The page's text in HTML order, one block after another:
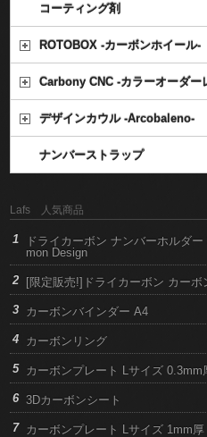
コーティング剤
ROTOBOX -カーボンホイール-
Carbony CNC -カラーオーダー
デザインカウル -Arcobaleno-
ナンバーストラップ
Lafs 人気商品
ドライカーボン ナンバーホルダ
mon Design
[限定販売!]ドライカーボン カーボ
カーボンバインダー A4
カーボンリング
カーボンプレート Lサイズ 0.3mm
3Dカーボンシート
カーボンプレート Lサイズ 1mm厚